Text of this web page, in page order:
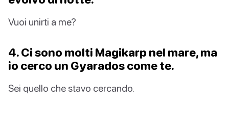
Vuoi unirti a me?
4. Ci sono molti Magikarp nel mare, ma
io cerco un Gyarados come te.
Sei quello che stavo cercando.